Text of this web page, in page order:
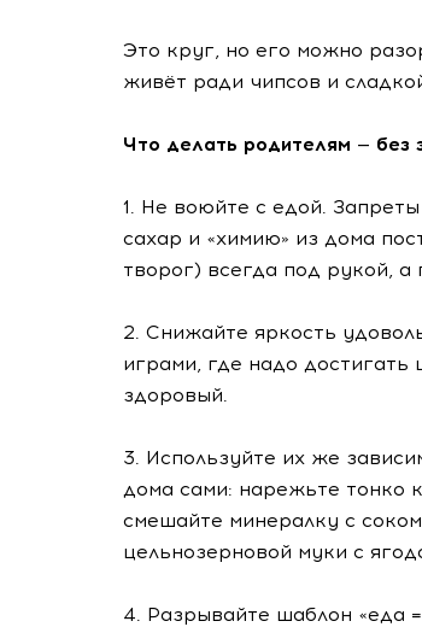
Это круг, но его можно
живёт ради чипсов и
Что делать родителям — без
1. Не воюйте с едой.
сахар и «химию» из дома
творог) всегда под рукой, а
2. Снижайте яркость
играми, где надо
здоровый.
3. Используйте их же
дома сами: нарежьте тонко
смешайте минералку с
цельнозерновой муки с
4. Разрывайте шаблон «еда